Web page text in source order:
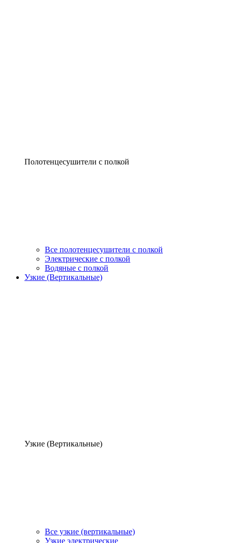
Полотенцесушители с полкой
Все полотенцесушители с полкой
Электрические с полкой
Водяные с полкой
Узкие (Вертикальные)
Узкие (Вертикальные)
Все узкие (вертикальные)
Узкие электрические